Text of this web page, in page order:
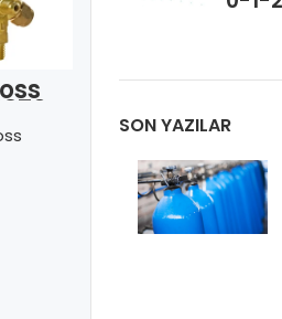
Danfoss
TEX 2 R22
MOP N
Danfoss
SON YAZILAR